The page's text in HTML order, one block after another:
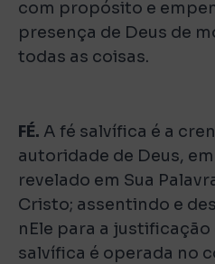
com propósito e
presença de Deus de
todas as coisas.
FÉ. A fé salvífica é a
autoridade de Deus,
revelado em Sua
Cristo; assentindo e
nEle para a justificação
salvífica é operada no